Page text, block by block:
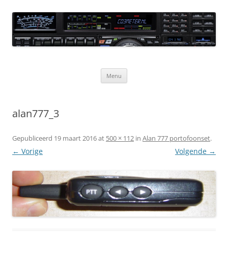
naar
de
inhoud CQ3meter
Website door en voor radio-amateurs
Menu
alan777_3
Gepubliceerd 19 maart 2016at 500 × 112 in Alan 777 portofoonset.
← Vorige Volgende →